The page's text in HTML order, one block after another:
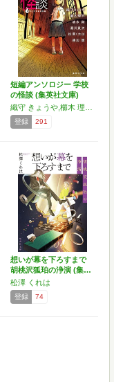
短編アンソロジー 学校
の怪談 (集英社文庫)
登録 291
想いが幕を下ろすまで
胡桃沢狐珀の浄演 (集…
松澤 くれは
登録 74